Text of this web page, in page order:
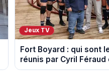
Jeux TV
Fort Boyard : qui sont
réunis par Cyril Féraud
août 2026 ?